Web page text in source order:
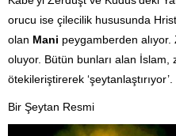
orucu ise çilecilik hususunda
olan Mani peygamberden
oluyor. Bütün bunları alan İslam,
ötekileriştirerek ‘şeytanlaştırıyor’.
Bir Şeytan Resmi